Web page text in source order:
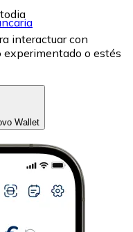
bancaria
interactuar con
experimentado o estés
Wallet